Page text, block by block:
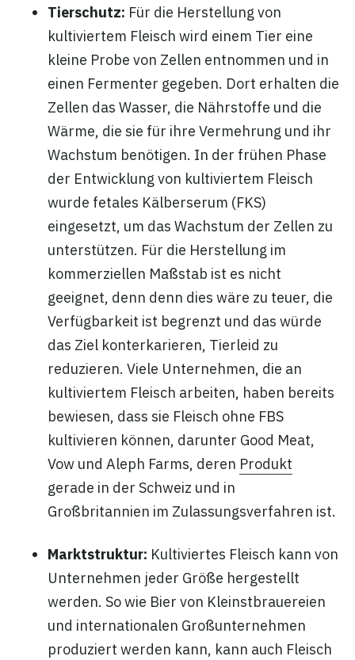
Tierschutz: Für die Herstellung von
kultiviertem Fleisch wird einem Tier eine
kleine Probe von Zellen entnommen und in
einen Fermenter gegeben. Dort erhalten die
Zellen das Wasser, die Nährstoffe und die
Wärme, die sie für ihre Vermehrung und ihr
Wachstum benötigen. In der frühen Phase
der Entwicklung von kultiviertem Fleisch
wurde fetales Kälberserum (FKS)
eingesetzt, um das Wachstum der Zellen zu
unterstützen. Für die Herstellung im
kommerziellen Maßstab ist es nicht
geeignet, denn denn dies wäre zu teuer, die
Verfügbarkeit ist begrenzt und das würde
das Ziel konterkarieren, Tierleid zu
reduzieren. Viele Unternehmen, die an
kultiviertem Fleisch arbeiten, haben bereits
bewiesen, dass sie Fleisch ohne FBS
kultivieren können, darunter Good Meat,
Vow und Aleph Farms, deren Produkt
gerade in der Schweiz und in
Großbritannien im Zulassungsverfahren ist.
Marktstruktur: Kultiviertes Fleisch kann von
Unternehmen jeder Größe hergestellt
werden. So wie Bier von Kleinstbrauereien
und internationalen Großunternehmen
produziert werden kann, kann auch Fleisch